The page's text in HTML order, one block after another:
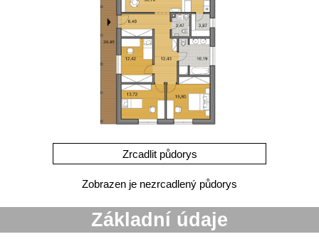
Zobrazen je nezrcadlený půdorys
Základní údaje